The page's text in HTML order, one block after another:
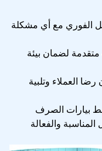
الفوري مع أي مشكلة
متقدمة لضمان بيئة
العملاء وتلبية
بيارات الصرف
والفعالة